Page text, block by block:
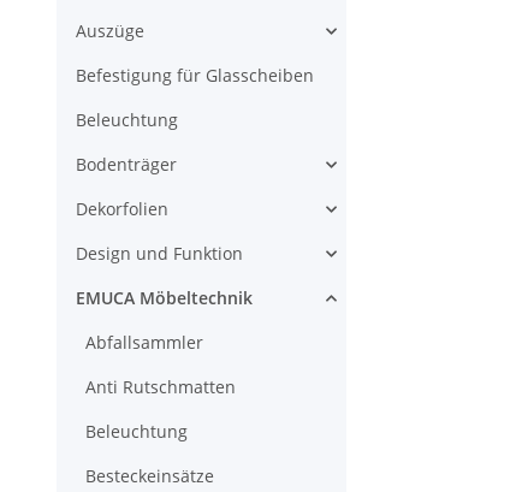
Auszüge
Befestigung für Glasscheiben
Beleuchtung
Bodenträger
Dekorfolien
Design und Funktion
EMUCA Möbeltechnik
Abfallsammler
Anti Rutschmatten
Beleuchtung
Besteckeinsätze